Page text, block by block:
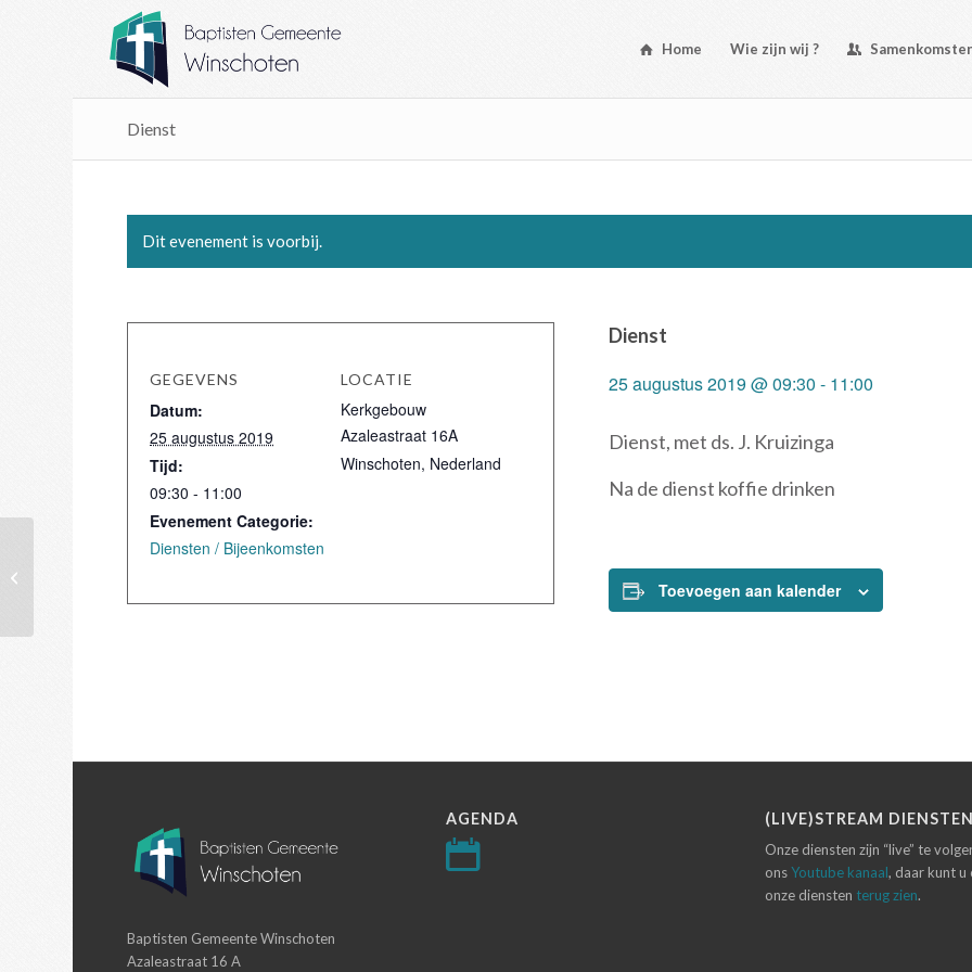
Home Wie zijn wij ?
Dienst
Dit evenement is voorbij.
Dienst
25 augustus 2019 @ 09:30 - 11:00
Dienst, met ds. J. Kruizinga
Na de dienst koffie drinken
Toevoegen aan kalender
GEGEVENS
Datum:
25 augustus 2019
Tijd:
09:30 - 11:00
Evenement Categorie:
Diensten / Bijeenkomsten
LOCATIE
Kerkgebouw
Azaleastraat 16A
Winschoten, Nederland
Baptisten Gemeente Winschoten
Azaleastraat 16 A
AGENDA (LIVE)STREAM DIENSTEN
Onze diensten zijn “live” te
onsYoutube kanaal, daar kunt u
onze diensten terug zien.